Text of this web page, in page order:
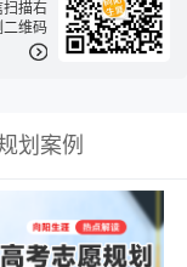
扫描右
二维码
划案例